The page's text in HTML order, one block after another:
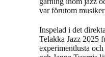
var förutom
Inspelad i det
Telakka Jazz 2025
experimentlusta